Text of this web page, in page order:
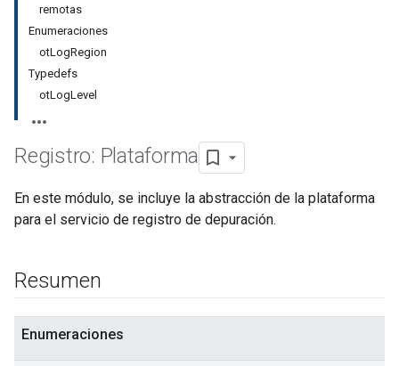
remotas
Enumeraciones
otLogRegion
Typedefs
otLogLevel
Registro: Plataforma
En este módulo, se incluye la abstracción de la plataforma
para el servicio de registro de depuración.
Resumen
Enumeraciones